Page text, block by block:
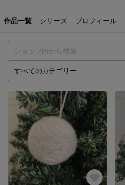
作品一覧 シリーズ プロフィール